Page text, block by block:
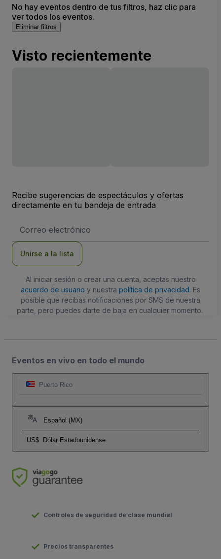
No hay eventos dentro de tus filtros, haz clic para
ver todos los eventos.
Eliminar filtros
Visto recientemente
Recibe sugerencias de espectáculos y ofertas
directamente en tu bandeja de entrada
de
Unirse a la lista
Al iniciar sesión o crear una cuenta, aceptas nuestro
acuerdo de usuario y nuestra política de privacidad. Es
posible que recibas notificaciones por SMS de nuestra
parte, pero puedes darte de baja en cualquier momento.
Eventos en vivo en todo el mundo
Puerto Rico
Español (MX)
US$ Dólar Estadounidense
Controles de seguridad de clase mundial
Precios transparentes